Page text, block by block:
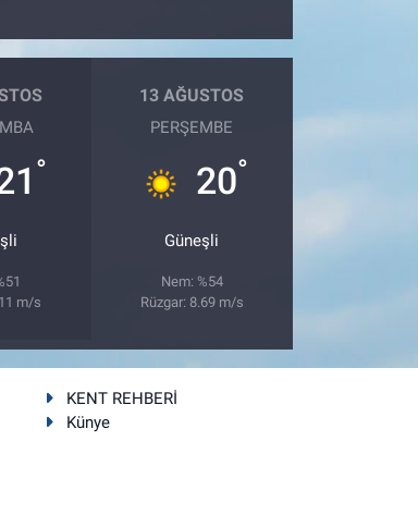
°
m/s
13 AĞUSTOS
PERŞEMBE
20°
Güneşli
Nem: %54
Rüzgar: 8.69 m/s
KENT REHBERİ
Künye